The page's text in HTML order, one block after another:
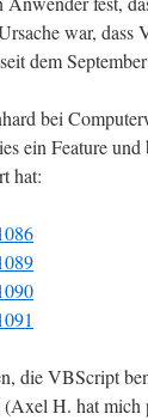
war,
dem
bei
ein Feature
hat:
die VBScript
H. hat mich